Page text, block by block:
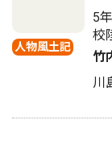
人物風土記
5
校
竹
川